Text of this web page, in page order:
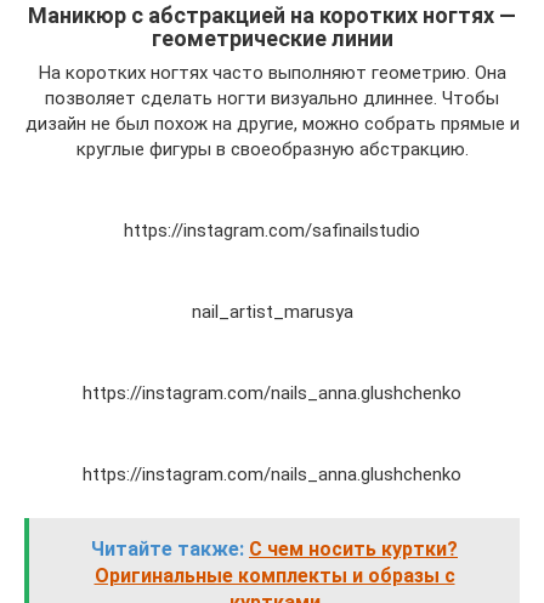
Маникюр с абстракцией на коротких ногтях —
геометрические линии
На коротких ногтях часто выполняют геометрию. Она
позволяет сделать ногти визуально длиннее. Чтобы
дизайн не был похож на другие, можно собрать прямые и
круглые фигуры в своеобразную абстракцию.
https://instagram.com/safinailstudio
nail_artist_marusya
https://instagram.com/nails_anna.glushchenko
https://instagram.com/nails_anna.glushchenko
Читайте также: С чем носить куртки?
Оригинальные комплекты и образы с